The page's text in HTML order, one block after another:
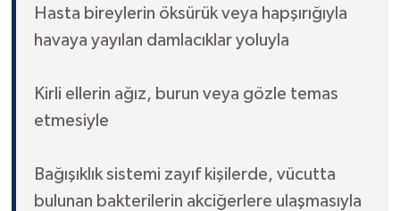
Hasta bireylerin öksürük veya hapşırığıyla
havaya yayılan damlacıklar yoluyla
Kirli ellerin ağız, burun veya gözle temas
etmesiyle
Bağışıklık sistemi zayıf kişilerde, vücutta
bulunan bakterilerin akciğerlere ulaşmasıyla